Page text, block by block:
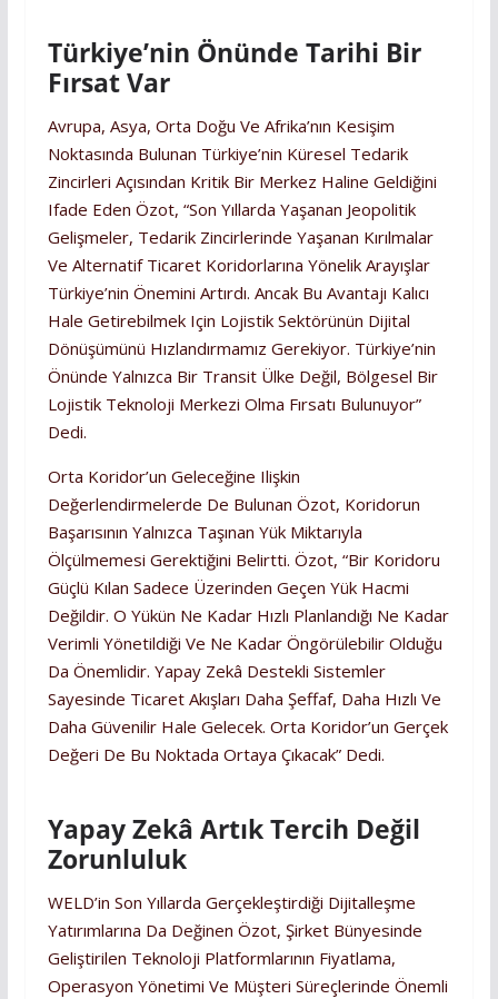
Türkiye’nin Önünde Tarihi Bir
Fırsat Var
Avrupa, Asya, Orta Doğu Ve Afrika’nın Kesişim
Noktasında Bulunan Türkiye’nin Küresel Tedarik
Zincirleri Açısından Kritik Bir Merkez Haline Geldiğini
Ifade Eden Özot, “Son Yıllarda Yaşanan Jeopolitik
Gelişmeler, Tedarik Zincirlerinde Yaşanan Kırılmalar
Ve Alternatif Ticaret Koridorlarına Yönelik Arayışlar
Türkiye’nin Önemini Artırdı. Ancak Bu Avantajı Kalıcı
Hale Getirebilmek Için Lojistik Sektörünün Dijital
Dönüşümünü Hızlandırmamız Gerekiyor. Türkiye’nin
Önünde Yalnızca Bir Transit Ülke Değil, Bölgesel Bir
Lojistik Teknoloji Merkezi Olma Fırsatı Bulunuyor”
Dedi.
Orta Koridor’un Geleceğine Ilişkin
Değerlendirmelerde De Bulunan Özot, Koridorun
Başarısının Yalnızca Taşınan Yük Miktarıyla
Ölçülmemesi Gerektiğini Belirtti. Özot, “Bir Koridoru
Güçlü Kılan Sadece Üzerinden Geçen Yük Hacmi
Değildir. O Yükün Ne Kadar Hızlı Planlandığı Ne Kadar
Verimli Yönetildiği Ve Ne Kadar Öngörülebilir Olduğu
Da Önemlidir. Yapay Zekâ Destekli Sistemler
Sayesinde Ticaret Akışları Daha Şeffaf, Daha Hızlı Ve
Daha Güvenilir Hale Gelecek. Orta Koridor’un Gerçek
Değeri De Bu Noktada Ortaya Çıkacak” Dedi.
Yapay Zekâ Artık Tercih Değil
Zorunluluk
WELD’in Son Yıllarda Gerçekleştirdiği Dijitalleşme
Yatırımlarına Da Değinen Özot, Şirket Bünyesinde
Geliştirilen Teknoloji Platformlarının Fiyatlama,
Operasyon Yönetimi Ve Müşteri Süreçlerinde Önemli